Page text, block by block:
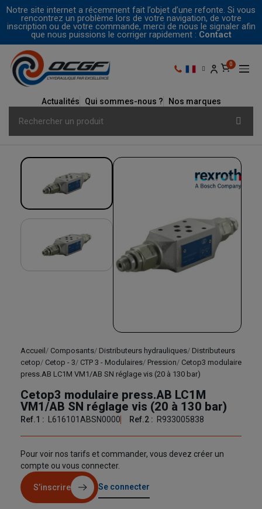
Notre site internet a récemment fait l’objet d’une refonte. Si vous
rencontrez un problème lors de votre navigation, de votre
inscription ou de votre commande, merci de nous le signaler afin
que nous puissions le corriger rapidement : Contact
Actualités Qui sommes-nous ? Nos marques
Accueil Composants Distributeurs hydrauliques Distributeurs
cetop
Cetop - 3 CTP 3 - Modulaires Pression
Cetop3 modulaire
press.AB LC1M VM1/AB SN réglage vis (20 à 130 bar)
Cetop3 modulaire press.AB LC1M
VM1/AB SN réglage vis (20 à 130 bar)
Ref.1 : L616101ABSN0000 Ref.2 : R933005838
Pour voir nos tarifs et commander, vous devez créer un
compte ou vous connecter.
S’inscrire Se connecter